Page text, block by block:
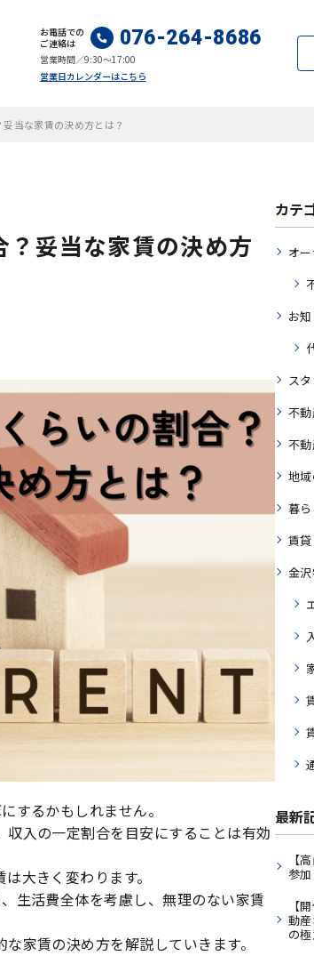
お電話での
ご連絡は
076-264-8686
営業時間／9:30～17:00
営業日カレンダーはこちら
当な家賃の決め方とは？
妥当な家賃の決め方
するかもしれません。
入の一定割合を目安にすることは有効
大きく変わります。
生活費全体を考慮し、無理のない家賃
家賃の決め方を解説していきます。
カテ
オ
お
ス
不
不
地
暮
賃
金
最新
【
参
【
動
の